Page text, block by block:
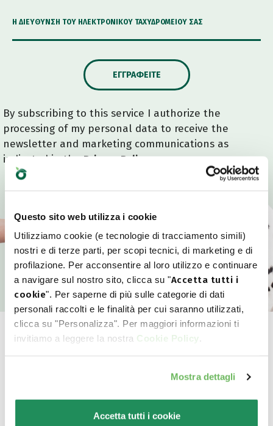
Questo sito web utilizza i cookie
Utilizziamo cookie (e tecnologie di tracciamento simili)
nostri e di terze parti, per scopi tecnici, di marketing e di
profilazione. Per acconsentire al loro utilizzo e continuare
a navigare sul nostro sito, clicca su "Accetta tutti i
cookie". Per saperne di più sulle categorie di dati
personali raccolti e le finalità per cui saranno utilizzati,
clicca su "Personalizza". Per maggiori informazioni ti
invitiamo a leggere la nostra Cookie Policy.
Mostra dettagli
Accetta tutti i cookie
Η ΔΙΕΎΘΥΝΣΗ ΤΟΥ ΗΛΕΚΤΡΟΝΙΚΟΎ ΤΑΧΥΔΡΟΜΕΊΟΥ ΣΑΣ
ΕΓΓΡΑΦΕΊΤΕ
By subscribing to this service I authorize the
processing of my personal data to receive the
newsletter and marketing communications as
indicated in thePrivacy Policy.
Για τον σκύλο σας Για τη γάτα σας